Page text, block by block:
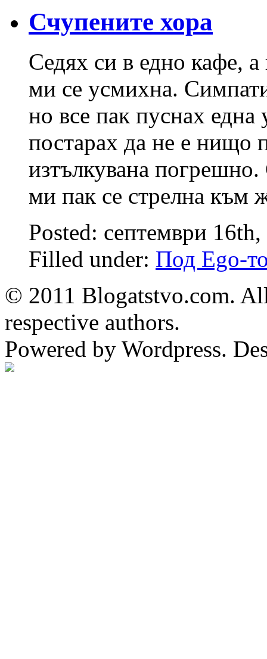
Счупените хора
Седях си в едно кафе,
ми се усмихна.
но все пак пуснах една
постарах да не е нищо
изтълкувана
ми пак се стрелна към
Posted: септември
Filled under: Под Ego-
© 2011 Blogatstvo.com.
respective authors.
Powered by Wordpress.